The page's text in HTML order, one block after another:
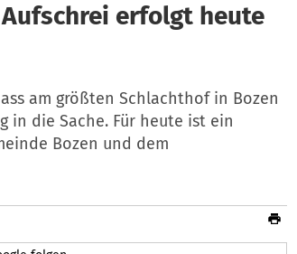
erfolgt heute
am größten Schlachthof in Bozen
in die Sache. Für heute ist ein
Bozen und dem